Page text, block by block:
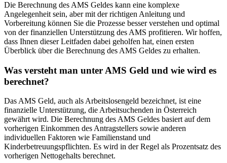
Die Berechnung des AMS Geldes kann eine komplexe
Angelegenheit sein, aber mit der richtigen Anleitung und
Vorbereitung können Sie die Prozesse besser verstehen und optimal
von der finanziellen Unterstützung des AMS profitieren. Wir hoffen,
dass Ihnen dieser Leitfaden dabei geholfen hat, einen ersten
Überblick über die Berechnung des AMS Geldes zu erhalten.
Was versteht man unter AMS Geld und wie wird es
berechnet?
Das AMS Geld, auch als Arbeitslosengeld bezeichnet, ist eine
finanzielle Unterstützung, die Arbeitsuchenden in Österreich
gewährt wird. Die Berechnung des AMS Geldes basiert auf dem
vorherigen Einkommen des Antragstellers sowie anderen
individuellen Faktoren wie Familienstand und
Kinderbetreuungspflichten. Es wird in der Regel als Prozentsatz des
vorherigen Nettogehalts berechnet.